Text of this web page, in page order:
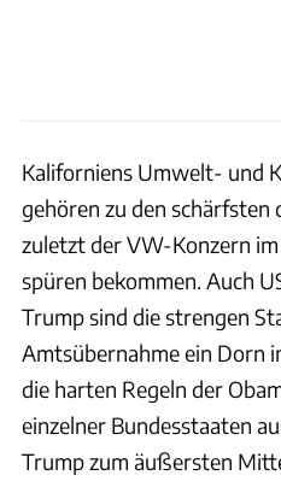
Kaliforniens Umwelt- und
gehören zu den
zuletzt der VW-Konzern
spüren bekommen. Auch
Trump sind die strengen
Amtsübernahme ein Dorn
die harten Regeln der
einzelner Bundesstaaten
Trump zum äußersten